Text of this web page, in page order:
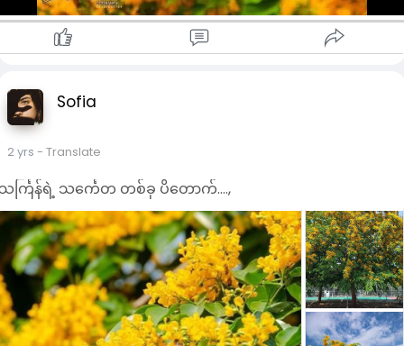
Sofia
2 yrs - Translate
င်္ကြန်ရဲ့ သင်္ကေတ တစ်ခု ပိတောက်....,